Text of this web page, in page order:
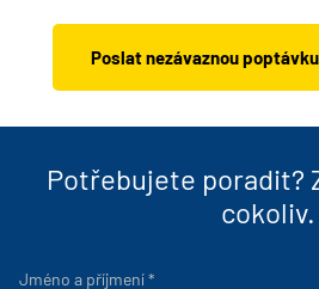
Poslat nezávaznou poptávku
Potřebujete poradit?
cokoliv.
Jméno a příjmení*